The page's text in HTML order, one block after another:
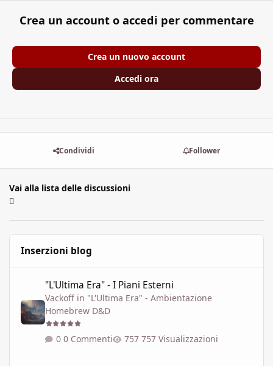
Crea un account o accedi per commentare
Crea un nuovo account
Accedi ora
Condividi Follower
Vai alla lista delle discussioni
Inserzioni blog
"L'Ultima Era" - I Piani Esterni
Vackoff in "L'Ultima Era" - Ambientazione
Homebrew D&D
0 Commenti 757 Visualizzazioni